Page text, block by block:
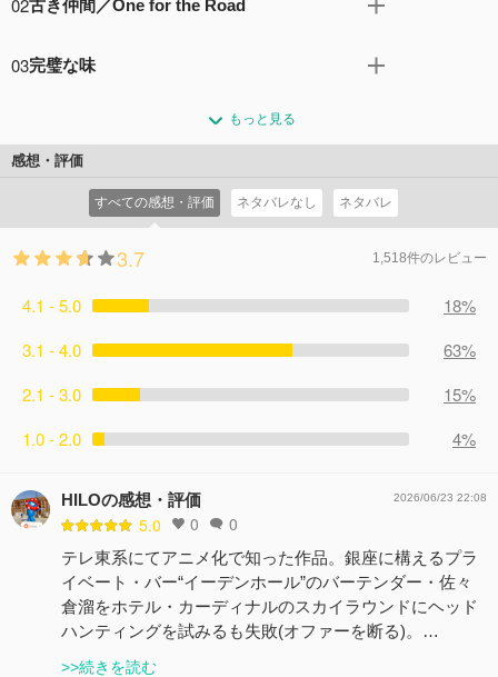
ーデンホール”で最近働き始めた。ホテル・カーディナルの
相応しい、客の魂を癒す「神のグラス」を作れるバーテン
で出会った溜がバーテンダーであると知る。
02古き仲間／One for the Road
日に店を訪れる老人・来島泰三を接客する。飲むカクテル
言わせる一杯は何かと思案する溜。別の日には、雨でずぶ
濡れの女性・五島がイーデンホールに来店してくる。
コメント14件
03完璧な味
スカウトするがのらりくらりとかわされる。泰三は、ミス
ター・パーフェクトと呼ばれ勲章を受けるBar・Kのバーテ
コメント12件拍手19回
もっと見る
感想・評価
すべての感想・評価 ネタバレなし ネタバレ
3.7 1,518件のレビュー
4.1 - 5.0
18%
3.1 - 4.0
63%
2.1 - 3.0
15%
1.0 - 2.0
4%
HILOの感想・評価
5.0 0 0
2026/06/23 22:08
テレ東系にてアニメ化で知った作品。銀座に構えるプラ
イベート・バー“イーデンホール”のバーテンダー・佐々
倉溜をホテル・カーディナルのスカイラウンドにヘッド
ハンティングを試みるも失敗(オファーを断る)。…
>>続きを読む